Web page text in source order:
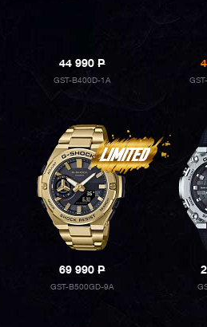
44 990P
GST-B400D-1A
69 990P
GST-B500GD-9A